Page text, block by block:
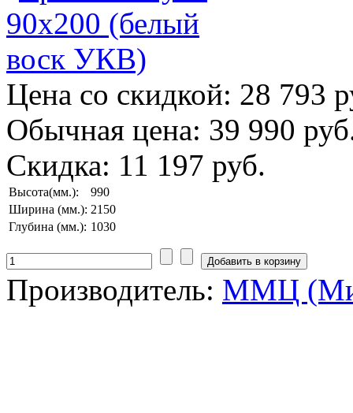
Цена со скидкой: 28 793
Обычная цена: 39 990
Скидка: 11 197 руб.
Высота(мм.):
990
Ширина (мм.): 2150
Глубина (мм.): 1030
Производитель: ММЦ